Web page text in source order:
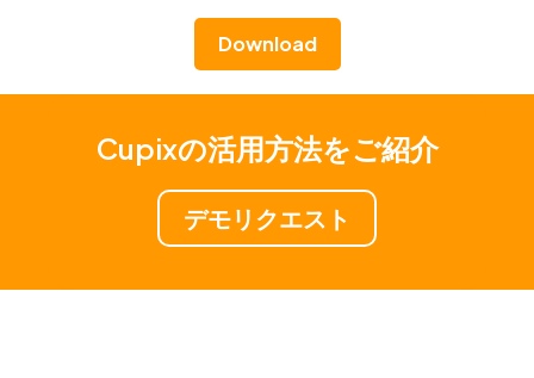
Download
Cupixの活用方法をご紹介
デモリクエスト